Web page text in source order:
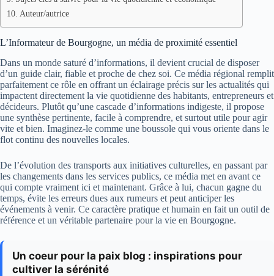
Auteur/autrice
L’Informateur de Bourgogne, un média de proximité essentiel
Dans un monde saturé d’informations, il devient crucial de disposer
d’un guide clair, fiable et proche de chez soi. Ce média régional remplit
parfaitement ce rôle en offrant un éclairage précis sur les actualités qui
impactent directement la vie quotidienne des habitants, entrepreneurs et
décideurs. Plutôt qu’une cascade d’informations indigeste, il propose
une synthèse pertinente, facile à comprendre, et surtout utile pour agir
vite et bien. Imaginez-le comme une boussole qui vous oriente dans le
flot continu des nouvelles locales.
De l’évolution des transports aux initiatives culturelles, en passant par
les changements dans les services publics, ce média met en avant ce
qui compte vraiment ici et maintenant. Grâce à lui, chacun gagne du
temps, évite les erreurs dues aux rumeurs et peut anticiper les
événements à venir. Ce caractère pratique et humain en fait un outil de
référence et un véritable partenaire pour la vie en Bourgogne.
Un coeur pour la paix blog : inspirations pour
cultiver la sérénité